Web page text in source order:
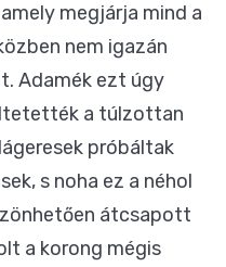
megjárja mind a
nem igazán
Adamék ezt úgy
a túlzottan
próbáltak
s noha ez a néhol
átcsapott
a korong mégis